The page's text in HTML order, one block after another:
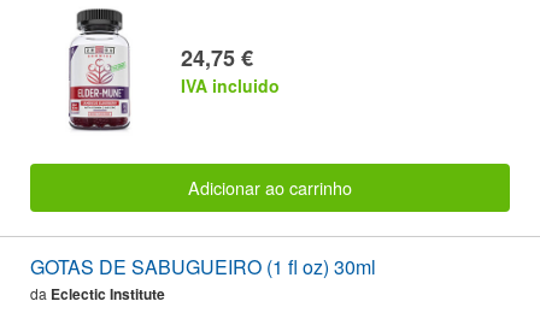
24,75 €
IVA incluido
Adicionar ao carrinho
GOTAS DE SABUGUEIRO (1 fl oz) 30ml
da Eclectic Institute